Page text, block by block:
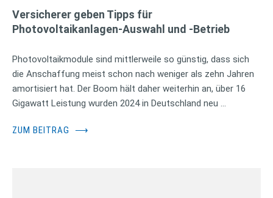
Versicherer geben Tipps für
Photovoltaikanlagen-Auswahl und -Betrieb
Photovoltaikmodule sind mittlerweile so günstig, dass sich
die Anschaffung meist schon nach weniger als zehn Jahren
amortisiert hat. Der Boom hält daher weiterhin an, über 16
Gigawatt Leistung wurden 2024 in Deutschland neu …
ZUM BEITRAG ⟶